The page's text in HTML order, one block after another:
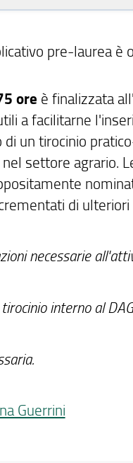
pre-laurea è
ore è finalizzata
a facilitarne
un tirocinio
settore agrario.
di
necessarie
interno al
Guerrini